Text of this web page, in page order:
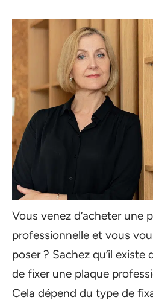
Vous venez d’acheter une
professionnelle et vous
poser ? Sachez qu’il
de fixer une plaque
Cela dépend du type de